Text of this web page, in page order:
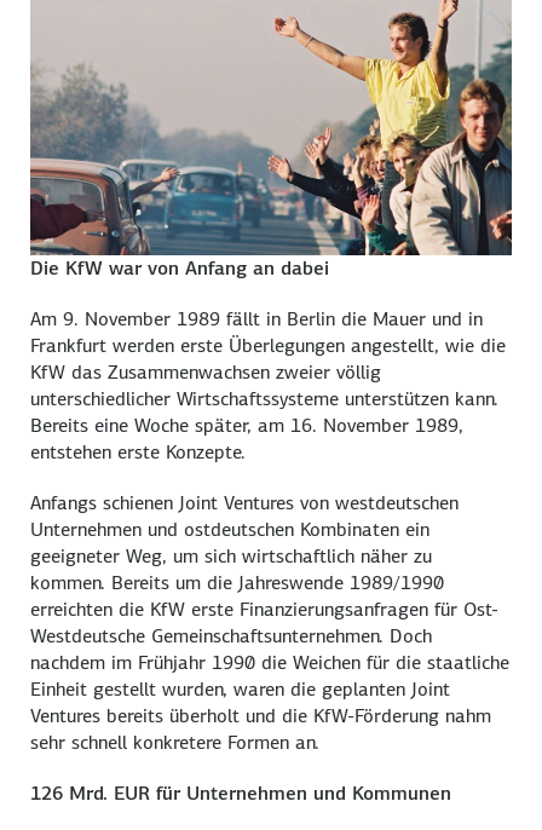
Die KfW war von Anfang an dabei
Am 9. November 1989 fällt in Berlin die Mauer und in
Frankfurt werden erste Überlegungen angestellt, wie die
KfW das Zusammenwachsen zweier völlig
unterschiedlicher Wirtschaftssysteme unterstützen kann.
Bereits eine Woche später, am 16. November 1989,
entstehen erste Konzepte.
Anfangs schienen Joint Ventures von westdeutschen
Unternehmen und ostdeutschen Kombinaten ein
geeigneter Weg, um sich wirtschaftlich näher zu
kommen. Bereits um die Jahreswende 1989/1990
erreichten die KfW erste Finanzierungsanfragen für Ost-
Westdeutsche Gemeinschaftsunternehmen. Doch
nachdem im Frühjahr 1990 die Weichen für die staatliche
Einheit gestellt wurden, waren die geplanten Joint
Ventures bereits überholt und die KfW-Förderung nahm
sehr schnell konkretere Formen an.
126 Mrd. EUR für Unternehmen und Kommunen